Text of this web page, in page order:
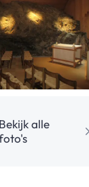
Bekijk alle